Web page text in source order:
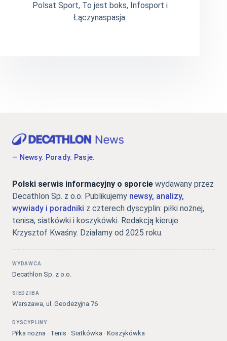
Polsat Sport, To jest boks, Infosport i
Łączynaspasja.
— Newsy. Porady. Pasje.
Polski serwis informacyjny o sporcie wydawany przez
Decathlon Sp. z o.o. Publikujemy newsy, analizy,
wywiady i poradniki z czterech dyscyplin: piłki nożnej,
tenisa, siatkówki i koszykówki. Redakcją kieruje
Krzysztof Kwaśny. Działamy od 2025 roku.
WYDAWCA
Decathlon Sp. z o.o.
SIEDZIBA
Warszawa, ul. Geodezyjna 76
DYSCYPLINY
Piłka nożna · Tenis · Siatkówka · Koszykówka